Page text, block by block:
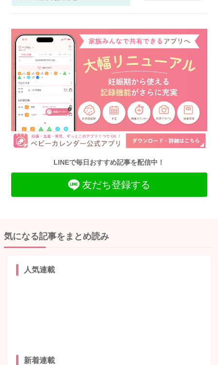
LINEで毎日おすすめ記事を配信中！
友だち登録する
気になる記事をまとめ読み
人気連載
新着連載